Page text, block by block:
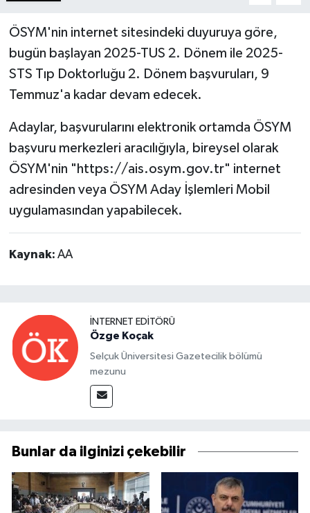
ÖSYM'nin internet sitesindeki duyuruya göre,
bugün başlayan 2025-TUS 2. Dönem ile 2025-
STS Tıp Doktorluğu 2. Dönem başvuruları, 9
Temmuz'a kadar devam edecek.
Adaylar, başvurularını elektronik ortamda ÖSYM
başvuru merkezleri aracılığıyla, bireysel olarak
ÖSYM'nin "https://ais.osym.gov.tr" internet
adresinden veya ÖSYM Aday İşlemleri Mobil
uygulamasından yapabilecek.
Kaynak: AA
İNTERNET EDITÖRÜ
Özge Koçak
Selçuk Üniversitesi Gazetecilik bölümü
mezunu
Bunlar da ilginizi çekebilir